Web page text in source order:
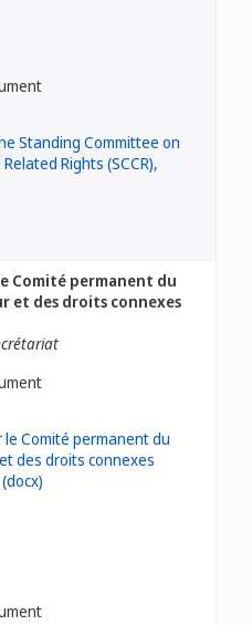
Comité permanent du
et des droits connexes